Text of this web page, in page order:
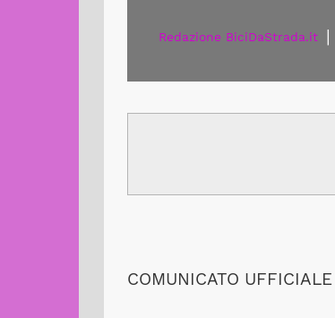
Redazione BiciDaStrada.it |
COMUNICATO UFFICIALE